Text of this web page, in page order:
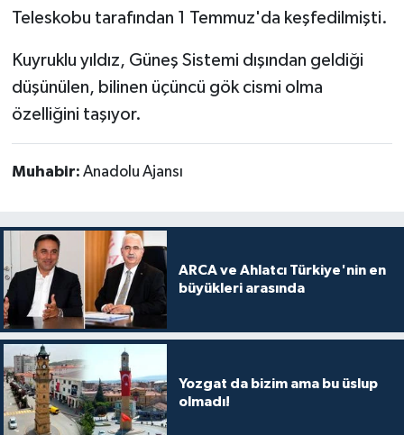
Teleskobu tarafından 1 Temmuz'da keşfedilmişti.
Kuyruklu yıldız, Güneş Sistemi dışından geldiği
düşünülen, bilinen üçüncü gök cismi olma
özelliğini taşıyor.
Muhabir: Anadolu Ajansı
ARCA ve Ahlatcı Türkiye'nin en
büyükleri arasında
Yozgat da bizim ama bu üslup
olmadı!